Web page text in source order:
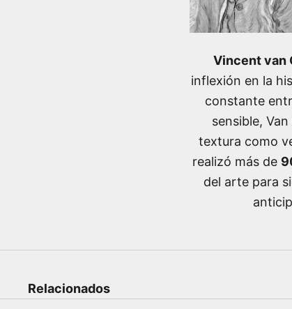
Vincent van
inflexión en la
constante
sensible,
textura como
realizó más de
del arte para
Relacionados